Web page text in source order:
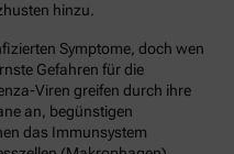
hinzu.
Symptome, doch wen
Gefahren für die
Viren greifen durch ihre
an, begünstigen
das Immunsystem